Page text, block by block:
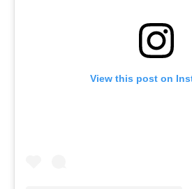
View this post on